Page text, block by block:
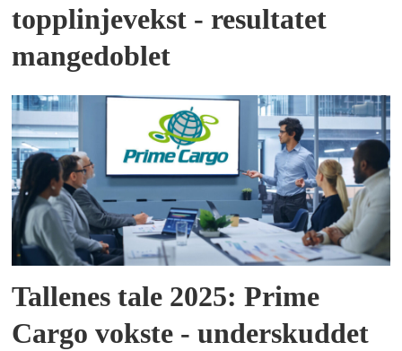
topplinjevekst - resultatet
mangedoblet
Tallenes tale 2025: Prime
Cargo vokste - underskuddet